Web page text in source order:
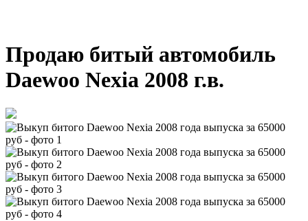
Продаю битый автомобиль
Daewoo Nexia 2008 г.в.